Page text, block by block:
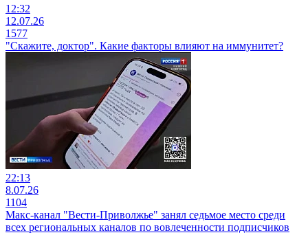
12:32
12.07.26
1577
"Скажите, доктор". Какие факторы влияют на иммунитет?
22:13
8.07.26
1104
Макс-канал "Вести-Приволжье" занял седьмое место среди
всех региональных каналов по вовлеченности подписчиков